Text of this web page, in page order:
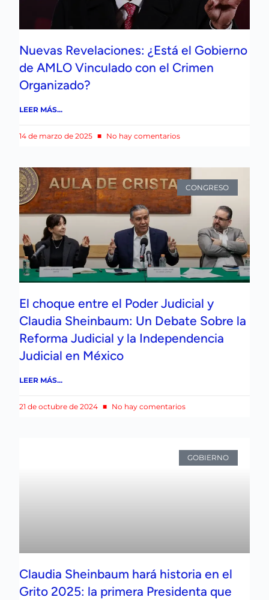
Nuevas Revelaciones: ¿Está el Gobierno
de AMLO Vinculado con el Crimen
Organizado?
LEER MÁS...
14 de marzo de 2025 No hay comentarios
CONGRESO
El choque entre el Poder Judicial y
Claudia Sheinbaum: Un Debate Sobre la
Reforma Judicial y la Independencia
Judicial en México
LEER MÁS...
21 de octubre de 2024 No hay comentarios
GOBIERNO
Claudia Sheinbaum hará historia en el
Grito 2025: la primera Presidenta que